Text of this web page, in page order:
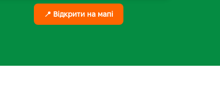
📍 Відкрити на мапі